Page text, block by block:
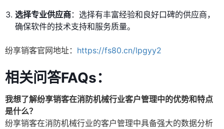
选择专业供应商：选择有丰富经验和良好口碑的供应商，
确保软件的技术支持和服务质量。
纷享销客官网地址： https://fs80.cn/lpgyy2
相关问答FAQs：
我想了解纷享销客在消防机械行业客户管理中的优势和特点
是什么？
纷享销客在消防机械行业的客户管理中具备强大的数据分析